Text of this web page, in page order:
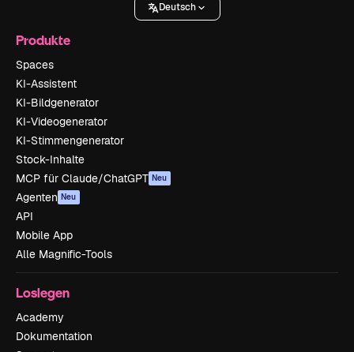
Deutsch
Produkte
Spaces
KI-Assistent
KI-Bildgenerator
KI-Videogenerator
KI-Stimmengenerator
Stock-Inhalte
MCP für Claude/ChatGPT Neu
Agenten Neu
API
Mobile App
Alle Magnific-Tools
Loslegen
Academy
Dokumentation